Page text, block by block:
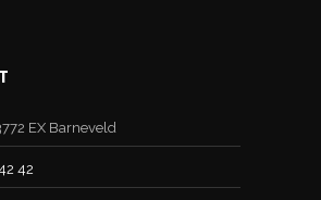
EX Barneveld
42